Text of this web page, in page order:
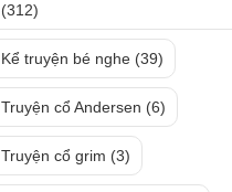
(312)
Kể truyện bé nghe (39)
Truyện cổ Andersen (6)
Truyện cổ grim (3)